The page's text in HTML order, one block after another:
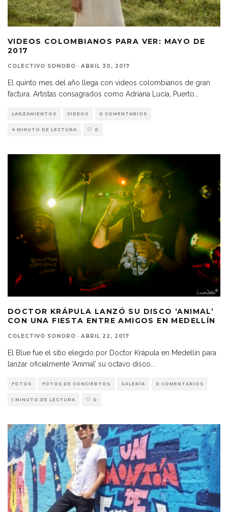
VIDEOS COLOMBIANOS PARA VER: MAYO DE
2017
COLECTIVO SONORO · ABRIL 30, 2017
El quinto mes del año llega con videos colombianos de gran
factura. Artistas consagrados como Adriana Lucía, Puerto...
LANZAMIENTOS VIDEOS 0 COMENTARIOS
4 MINUTO DE LECTURA 0
DOCTOR KRÁPULA LANZÓ SU DISCO ‘ANIMAL’
CON UNA FIESTA ENTRE AMIGOS EN MEDELLÍN
COLECTIVO SONORO · ABRIL 22, 2017
El Blue fue el sitio elegido por Doctor Krápula en Medellín para
lanzar oficialmente ‘Animal’ su octavo disco
FOTOS FOTOS DE CONCIERTOS GALERÍA 0 COMENTARIOS
1 MINUTO DE LECTURA 0